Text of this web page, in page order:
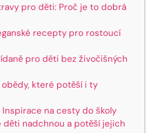
pro děti: Proč je to dobrá
recepty pro rostoucí
pro děti bez živočišných
které potěší i ty
na cesty do školy
děti nadchnou a potěší jejich